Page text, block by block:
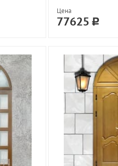
Цена
77625